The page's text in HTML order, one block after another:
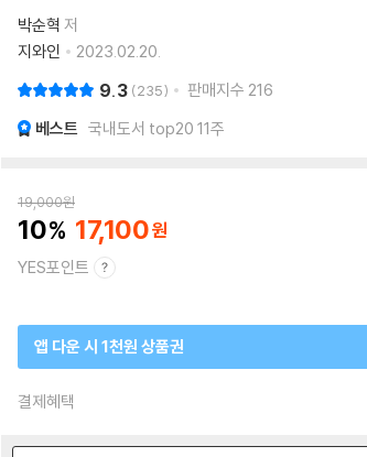
박순혁 저
지와인
2023.02.20.
9.3 235 판매지수 216
베스트 국내도서 top20 11주
19,000원
10 17,100
YES포인트
앱 다운 시 1천원 상품권
결제혜택